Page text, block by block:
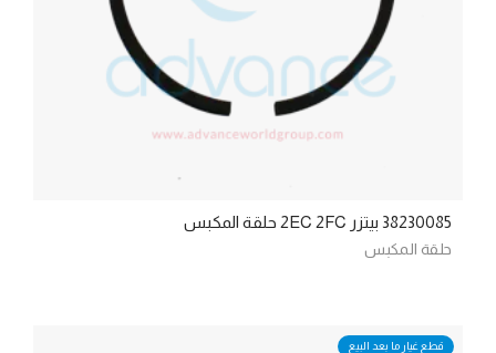
38230085 بيتزر 2EC 2FC حلقة المكبس
حلقة المكبس
قطع غيار ما بعد البيع